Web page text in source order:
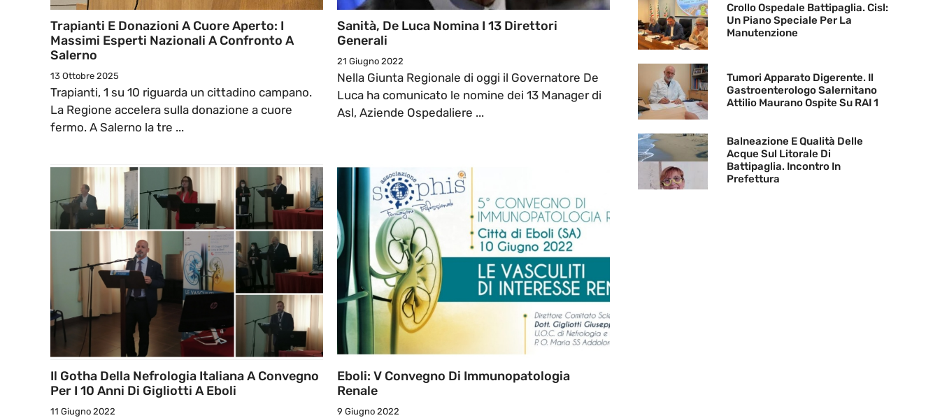
Trapianti E Donazioni A Cuore Aperto: I
Massimi Esperti Nazionali A Confronto A
Salerno
13 Ottobre 2025
Trapianti, 1 su 10 riguarda un cittadino campano.
La Regione accelera sulla donazione a cuore
fermo. A Salerno la tre ...
Sanità, De Luca Nomina I 13 Direttori
Generali
21 Giugno 2022
Nella Giunta Regionale di oggi il Governatore De
Luca ha comunicato le nomine dei 13 Manager di
Asl, Aziende Ospedaliere ...
Il Gotha Della Nefrologia Italiana A Convegno
Per I 10 Anni Di Gigliotti A Eboli
11 Giugno 2022
Eboli: V Convegno Di Immunopatologia
Renale
9 Giugno 2022
Crollo Ospedale Battipaglia. Cisl:
Un Piano Speciale Per La
Manutenzione
Tumori Apparato Digerente. Il
Gastroenterologo Salernitano
Attilio Maurano Ospite Su RAI 1
Balneazione E Qualità Delle
Acque Sul Litorale Di
Battipaglia. Incontro In
Prefettura